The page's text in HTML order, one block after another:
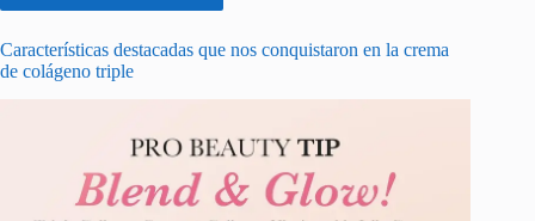
Características destacadas que nos conquistaron en la crema
de colágeno triple